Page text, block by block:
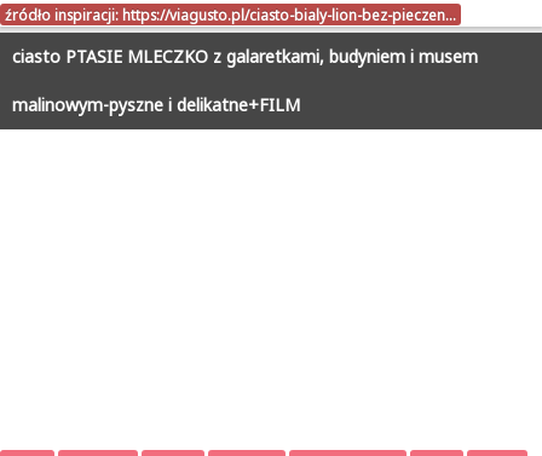
źródło inspiracji: https://viagusto.pl/ciasto-bialy-lion-bez-pieczen…
ciasto PTASIE MLECZKO z galaretkami, budyniem i musem
malinowym-pyszne i delikatne+FILM